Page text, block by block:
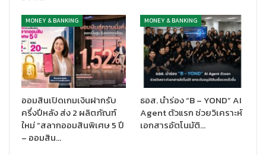
MONEY & BANKING
ออมสินเปิดเกมเงินฝากรับ
ครึ่งปีหลัง ส่ง 2 ผลิตภัณฑ์
ใหม่ “สลากออมสินพิเศษ 5 ปี
– ออมสิน…
MONEY & BANKING
ธอส. นำร่อง “B – YOND” AI
Agent ตัวแรก ช่วยวิเคราะห์
เอกสารอัตโนมัติ…